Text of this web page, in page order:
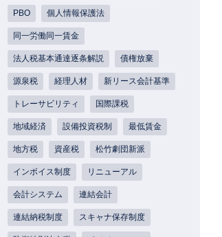
PBO 個人情報保護法
同一労働同一賃金
法人税基本通達逐条解説 債権放棄
源泉税 経理人材 新リース会計基準
トレーサビリティ 国際課税
地域経済 設備投資税制 最低賃金
地方税 資産税 松竹劇団新派
インボイス制度 リニューアル
会計システム 連結会計
連結納税制度 スキャナ保存制度